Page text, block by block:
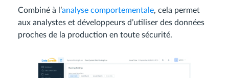
Combiné à l’analyse comportementale, cela permet
aux analystes et développeurs d’utiliser des données
proches de la production en toute sécurité.